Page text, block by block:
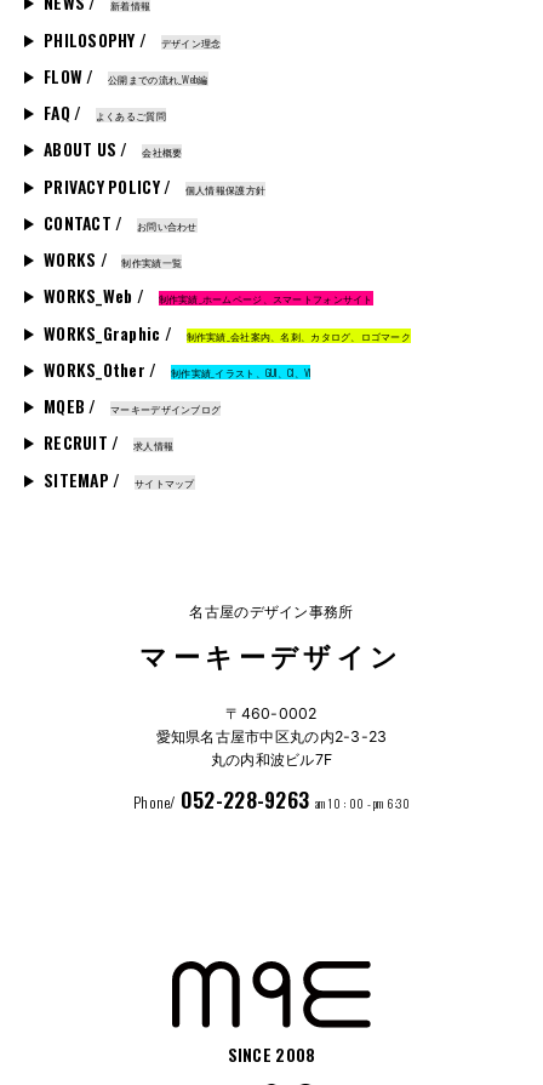
新着情報
PHILOSOPHY / デザイン理念
FLOW / 公開までの流れ_Web編
FAQ / よくあるご質問
ABOUT US / 会社概要
PRIVACY POLICY / 個人情報保護方針
CONTACT / お問い合わせ
WORKS / 制作実績一覧
WORKS_Web / 制作実績_ホームページ、スマートフォンサイト
WORKS_Graphic / 制作実績_会社案内、名刺、カタログ、ロゴマーク
WORKS_Other / 制作実績_イラスト、GUI、CI、VI
MQEB / マーキーデザインブログ
RECRUIT / 求人情報
SITEMAP / サイトマップ
名古屋のデザイン事務所
マーキーデザイン
〒460-0002
愛知県名古屋市中区丸の内2-3-23
丸の内和波ビル7F
Phone/ 052-228-9263 am 10 : 00 - pm 6:30
SINCE 2008